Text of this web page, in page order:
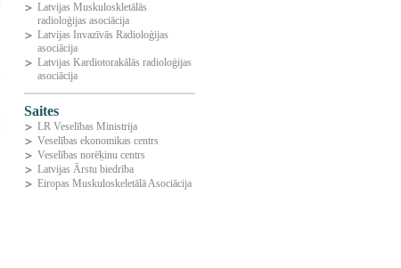
Latvijas Muskuloskletālās
radioloģijas asociācija
Latvijas Invazīvās Radioloģijas
asociācija
Latvijas Kardiotorakālās radioloģijas
asociācija
Saites
LR Veselības Ministrija
Veselības ekonomikas centrs
Veselības norēķinu centrs
Latvijas Ārstu biedrība
Eiropas Muskuloskeletālā Asociācija